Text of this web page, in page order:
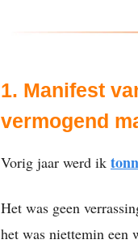
1. Manifest
vermogend
Vorig jaar werd ik
Het was geen
het was niettemin een